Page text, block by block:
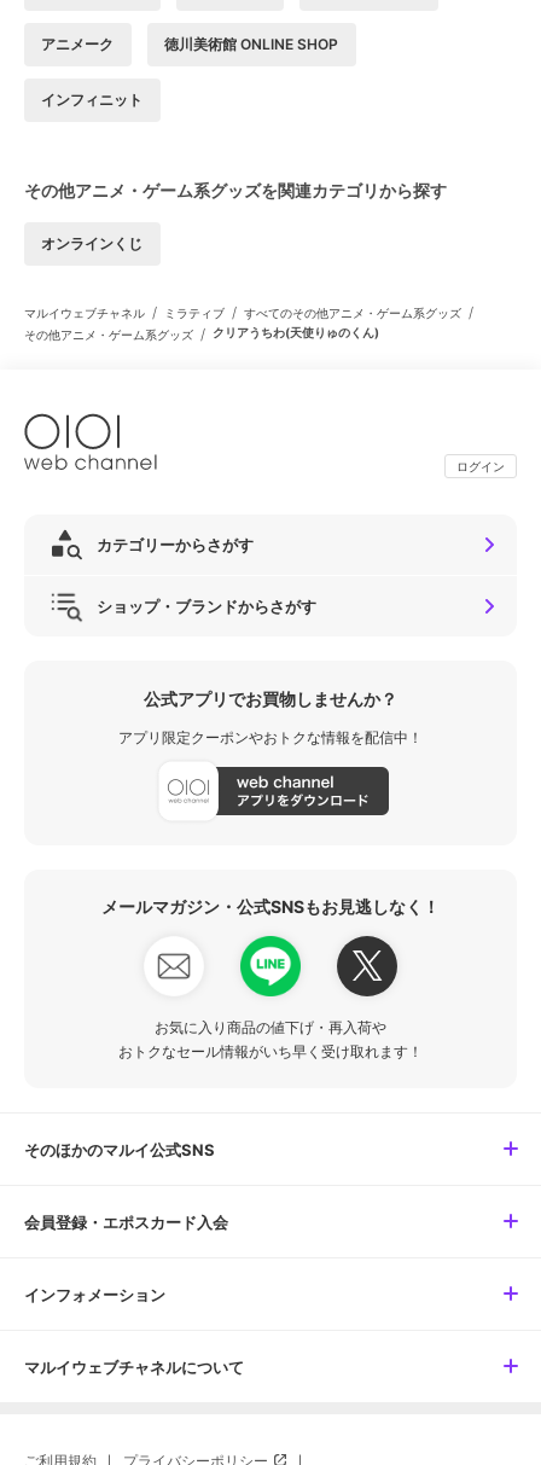
アニメーク 徳川美術館 ONLINE SHOP
インフィニット
その他アニメ・ゲーム系グッズを関連カテゴリから探す
オンラインくじ
マルイウェブチャネル / ミラティブ / すべてのその他アニメ・ゲーム系グッズ /
その他アニメ・ゲーム系グッズ / クリアうちわ(天使りゅのくん)
ログイン
カテゴリーからさがす
ショップ・ブランドからさがす
公式アプリでお買物しませんか？
アプリ限定クーポンやおトクな情報を配信中！
メールマガジン・公式SNSもお見逃しなく！
お気に入り商品の値下げ・再入荷や
おトクなセール情報がいち早く受け取れます！
そのほかのマルイ公式SNS
会員登録・エポスカード入会
インフォメーション
マルイウェブチャネルについて
ご利用規約 プライバシーポリシー